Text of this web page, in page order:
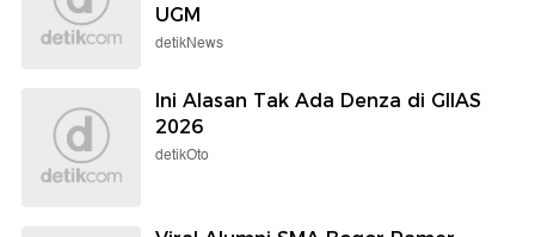
UGM
detikNews
Ini Alasan Tak Ada Denza di GIIAS
2026
detikOto